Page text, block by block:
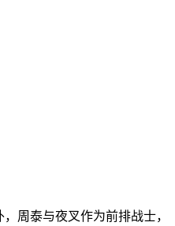
周泰与夜叉作为前排战士，